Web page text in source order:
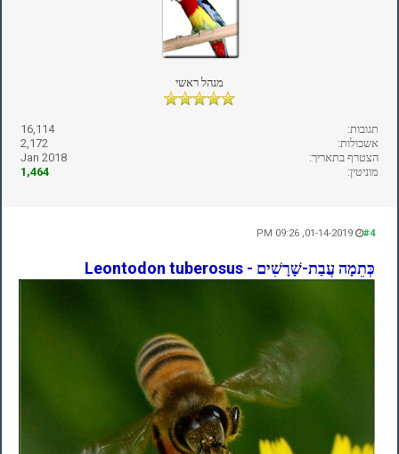
מנהל ראשי
תגובות:
16,114
אשכולות:
2,172
הצטרף בתאריך:
Jan 2018
מוניטין:
1,464
#4
כְּתֵמָה עֲבַת-שָׁרָשִׁים - Leontodon tuberosus